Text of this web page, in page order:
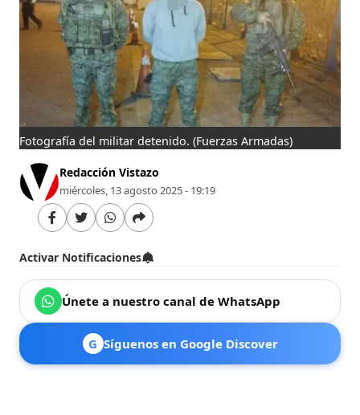
Fotografía del militar detenido. (Fuerzas Armadas)
Redacción Vistazo
miércoles, 13 agosto 2025 - 19:19
Activar Notificaciones
Únete a nuestro canal de WhatsApp
G Síguenos en Google Discover